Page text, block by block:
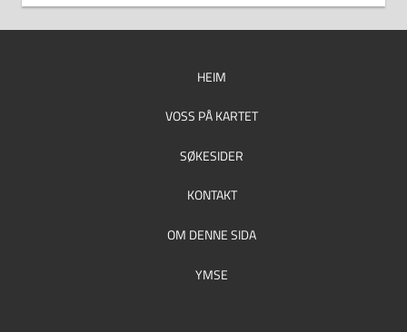
HEIM
VOSS PÅ KARTET
SØKESIDER
KONTAKT
OM DENNE SIDA
YMSE